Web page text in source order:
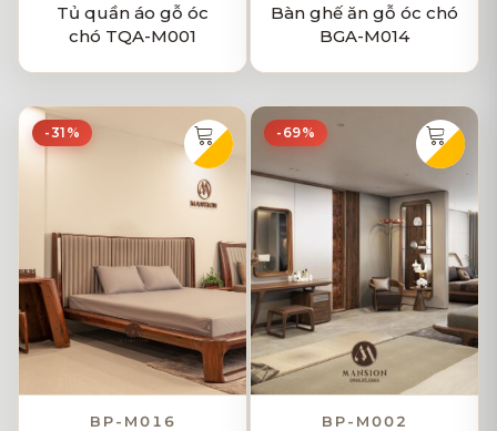
Tủ quần áo gỗ óc
chó TQA-M001
Bàn ghế ăn gỗ óc chó
BGA-M014
-31%
BP-M016
-69%
BP-M002